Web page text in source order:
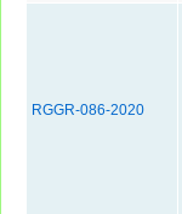
RGGR-086-2020